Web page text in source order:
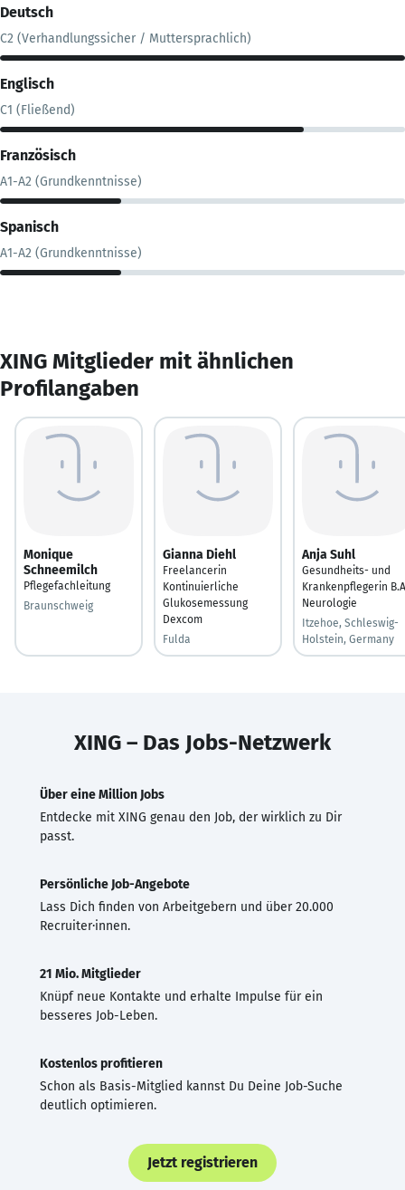
Deutsch
C2 (Verhandlungssicher / Muttersprachlich)
Englisch
C1 (Fließend)
Französisch
A1-A2 (Grundkenntnisse)
Spanisch
A1-A2 (Grundkenntnisse)
XING Mitglieder mit ähnlichen
Profilangaben
Monique
Schneemilch
Pflegefachleitung
Braunschweig
Gianna Diehl
Freelancerin
Kontinuierliche
Glukosemessung
Dexcom
Fulda
Anja Suhl
Gesundheits- und
Krankenpflegerin
Neurologie
Itzehoe, Schleswig-
Holstein, Germany
XING – Das Jobs-Netzwerk
Über eine Million Jobs
Entdecke mit XING genau den Job, der wirklich zu Dir
passt.
Persönliche Job-Angebote
Lass Dich finden von Arbeitgebern und über 20.000
Recruiter·innen.
21 Mio. Mitglieder
Knüpf neue Kontakte und erhalte Impulse für ein
besseres Job-Leben.
Kostenlos profitieren
Schon als Basis-Mitglied kannst Du Deine Job-Suche
deutlich optimieren.
Jetzt registrieren